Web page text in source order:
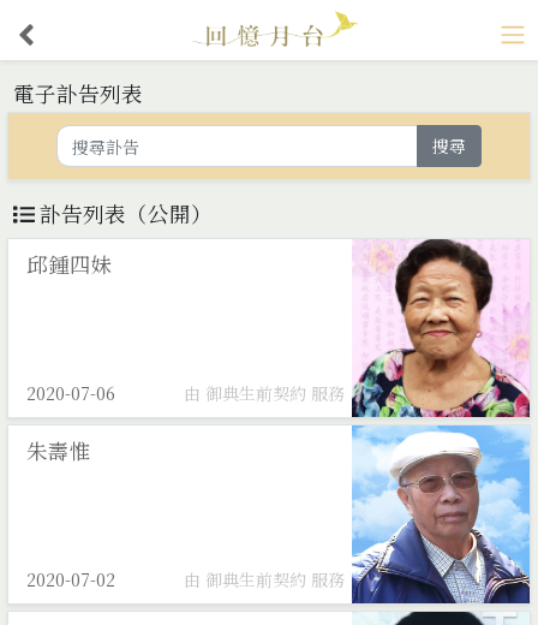
電子訃告列表
搜尋
訃告列表（公開）
邱鍾四妹
2020-07-06 由 御典生前契約 服務
朱壽惟
2020-07-02 由 御典生前契約 服務